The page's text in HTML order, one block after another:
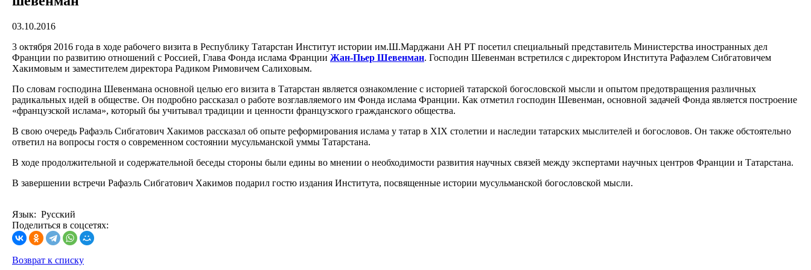
03.10.2016
3 октября 2016 года в ходе рабочего визита в Республику Татарстан Институт истории им.Ш.Марджани АН РТ посетил специальный представитель Министерства иностранных дел
Франции по развитию отношений с Россией, Глава Фонда ислама Франции Жан-Пьер Шевенман. Господин Шевенман встретился с директором Института Рафаэлем Сибгатовичем
Хакимовым и заместителем директора Радиком Римовичем Салиховым.
По словам господина Шевенмана основной целью его визита в Татарстан является ознакомление с историей татарской богословской мысли и опытом предотвращения различных
радикальных идей в обществе. Он подробно рассказал о работе возглавляемого им Фонда ислама Франции. Как отметил господин Шевенман, основной задачей Фонда является построение
«французской ислама», который бы учитывал традиции и ценности французского гражданского общества.
В свою очередь Рафаэль Сибгатович Хакимов рассказал об опыте реформирования ислама у татар в XIX столетии и наследии татарских мыслителей и богословов. Он также обстоятельно
ответил на вопросы гостя о современном состоянии мусульманской уммы Татарстана.
В ходе продолжительной и содержательной беседы стороны были едины во мнении о необходимости развития научных связей между экспертами научных центров Франции и Татарстана.
В завершении встречи Рафаэль Сибгатович Хакимов подарил гостю издания Института, посвященные истории мусульманской богословской мысли.
Язык: Русский
Поделиться в соцсетях:
Возврат к списку